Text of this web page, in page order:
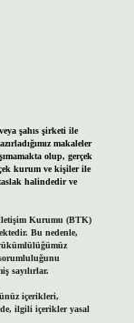
şahıs şirketi ile
makaleler
olup, gerçek
kurum ve kişiler ile
halindedir ve
Kurumu (BTK)
Bu nedenle,
sayılırlar.
içerikleri,
ilgili içerikler yasal